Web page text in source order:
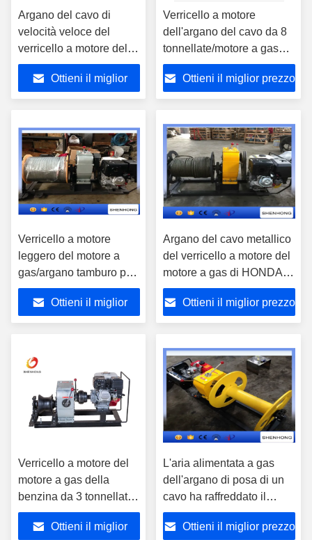
Argano del cavo di
velocità veloce del
verricello a motore del
motore a gas della
costruzione di Electric
Power
Ottieni il miglior
Verricello a motore
dell'argano del cavo da 8
tonnellate/motore a gas
per la costruzione di
energia elettrica
Ottieni il miglior prezzo
Verricello a motore
leggero del motore a
gas/argano tamburo per
cavi con il cavo
metallico di 10mm
Ottieni il miglior
Argano del cavo metallico
del verricello a motore del
motore a gas di HONDA di
5 tonnellate per la
costruzione di potere
Ottieni il miglior prezzo
Verricello a motore del
motore a gas della
benzina da 3 tonnellate
una garanzia da 1 anno
per la costruzione di
Ottieni il miglior
L'aria alimentata a gas
dell'argano di posa di un
cavo ha raffreddato il
motore diesel
840×600×500
Ottieni il miglior prezzo